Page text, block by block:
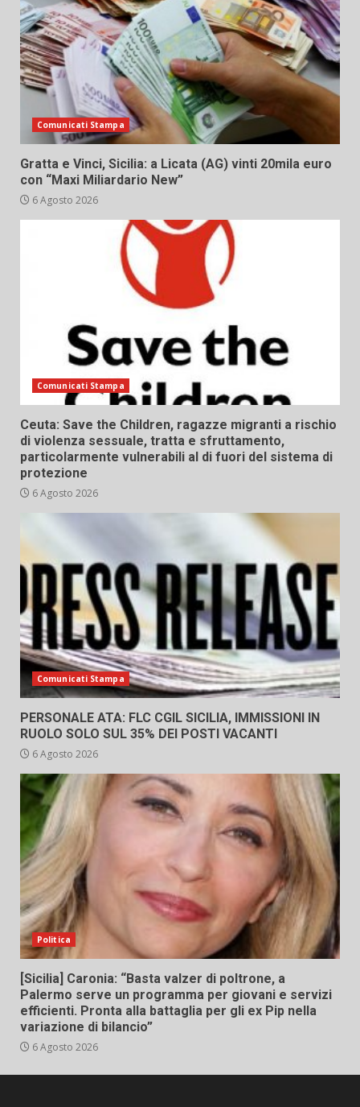
Comunicati Stampa
Gratta e Vinci, Sicilia: a Licata (AG) vinti 20mila euro
con “Maxi Miliardario New”
6 Agosto 2026
Comunicati Stampa
Ceuta: Save the Children, ragazze migranti a rischio
di violenza sessuale, tratta e sfruttamento,
particolarmente vulnerabili al di fuori del sistema di
protezione
6 Agosto 2026
Comunicati Stampa
PERSONALE ATA: FLC CGIL SICILIA, IMMISSIONI IN
RUOLO SOLO SUL 35% DEI POSTI VACANTI
6 Agosto 2026
Politica
[Sicilia] Caronia: “Basta valzer di poltrone, a
Palermo serve un programma per giovani e servizi
efficienti. Pronta alla battaglia per gli ex Pip nella
variazione di bilancio”
6 Agosto 2026